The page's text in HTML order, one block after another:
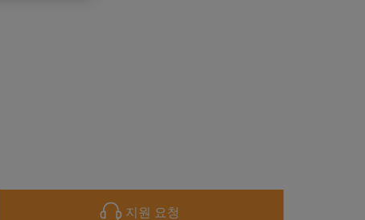
지원 요청